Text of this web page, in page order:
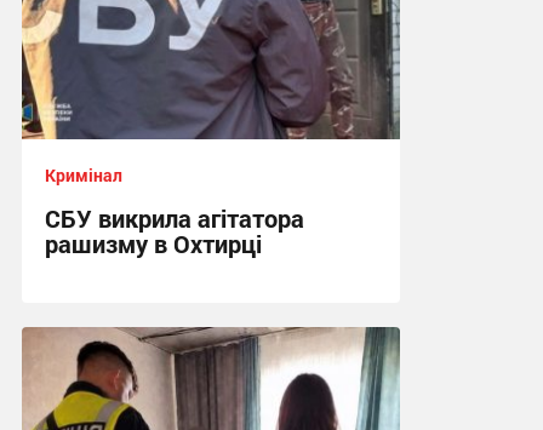
Кримінал
СБУ викрила агітатора
рашизму в Охтирці
13:34, 6.08.2026